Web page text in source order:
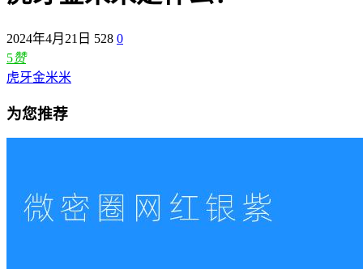
2024年4月21日 528 0
5赞
虎牙金米米
为您推荐